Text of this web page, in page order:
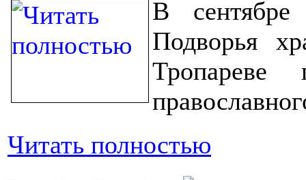
В сентябре
Подворья
Читать полностью